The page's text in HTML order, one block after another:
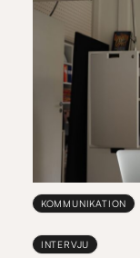
KOMMUNIKATION
INTERVJU